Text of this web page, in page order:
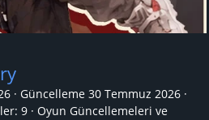
Güncelleme 30 Temmuz 2026
9
Oyun Güncellemeleri ve